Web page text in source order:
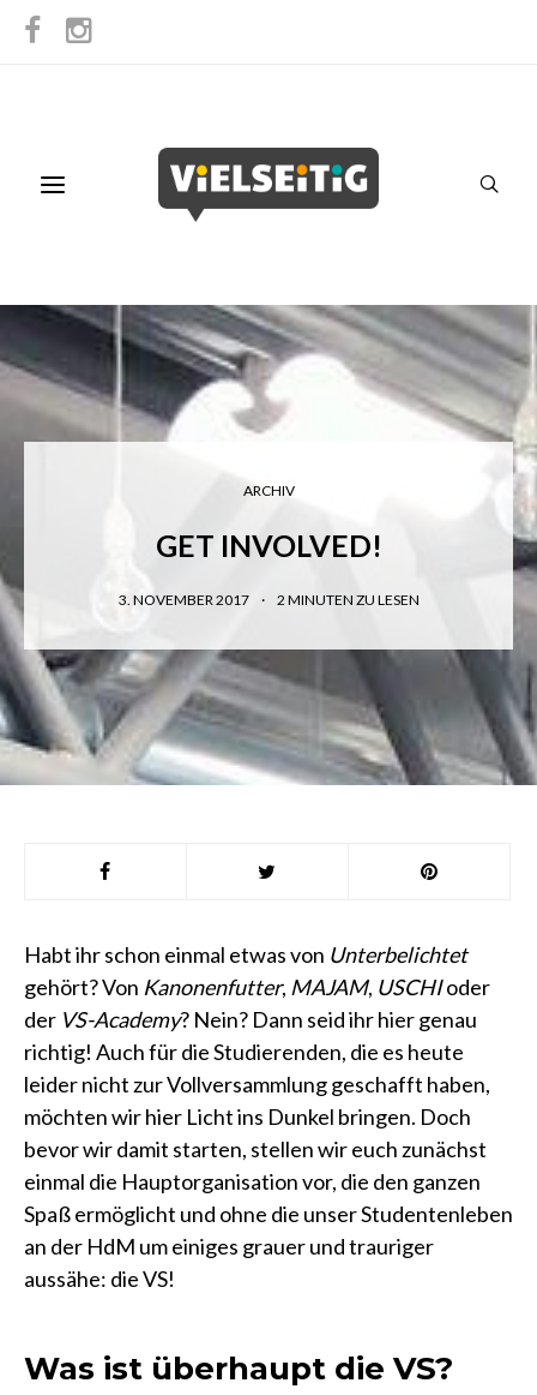
ARCHIV
GET INVOLVED!
3. NOVEMBER 2017 2 MINUTEN ZU LESEN
Habt ihr schon einmal etwas von Unterbelichtet
gehört? Von Kanonenfutter, MAJAM, USCHIoder
der VS-Academy? Nein? Dann seid ihr hier genau
richtig! Auch für die Studierenden, die es heute
leider nicht zur Vollversammlung geschafft haben,
möchten wir hier Licht ins Dunkel bringen. Doch
bevor wir damit starten, stellen wir euch zunächst
einmal die Hauptorganisation vor, die den ganzen
Spaß ermöglicht und ohne die unser Studentenleben
an der HdM um einiges grauer und trauriger
aussähe: die VS!
Was ist überhaupt die VS?